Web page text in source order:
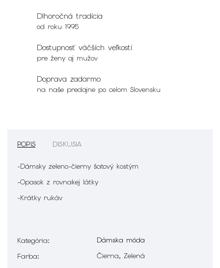
Dlhoročná tradícia
od roku 1995
Dostupnosť väčších veľkostí
pre ženy aj mužov
Doprava zadarmo
na naše predajne po celom Slovensku
POPIS DISKUSIA
-Dámsky zeleno-čierny šatový kostým
-Opasok z rovnakej látky
-Krátky rukáv
Kategória:
Dámska móda
Farba: Čierna, Zelená